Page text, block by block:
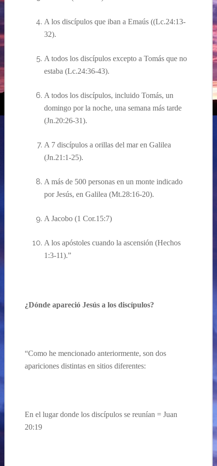
A los discípulos que iban a Emaús ((Lc.24:13-
32).
A todos los discípulos excepto a Tomás que no
estaba (Lc.24:36-43).
A todos los discípulos, incluido Tomás, un
domingo por la noche, una semana más tarde
(Jn.20:26-31).
A 7 discípulos a orillas del mar en Galilea
(Jn.21:1-25).
A más de 500 personas en un monte indicado
por Jesús, en Galilea (Mt.28:16-20).
A Jacobo (1 Cor.15:7)
A los apóstoles cuando la ascensión (Hechos
1:3-11).”
¿Dónde apareció Jesús a los discípulos?
“Como he mencionado anteriormente, son dos
apariciones distintas en sitios diferentes:
En el lugar donde los discípulos se reunían = Juan
20:19